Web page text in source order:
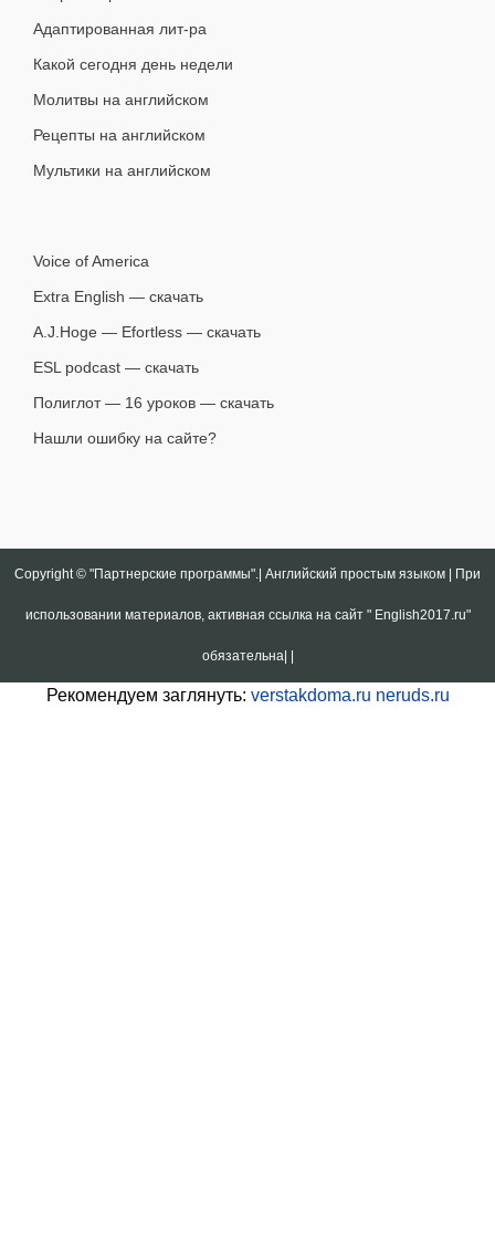
Адаптированная лит-ра
Какой сегодня день недели
Молитвы на английском
Рецепты на английском
Мультики на английском
Voice of America
Extra English — скачать
A.J.Hoge — Efortless — скачать
ESL podcast — скачать
Полиглот — 16 уроков — скачать
Нашли ошибку на сайте?
Copyright © "Партнерские программы".| Английский простым языком | При
использовании материалов, активная ссылка на сайт " English2017.ru"
обязательна|
Рекомендуем заглянуть: verstakdoma.ru neruds.ru